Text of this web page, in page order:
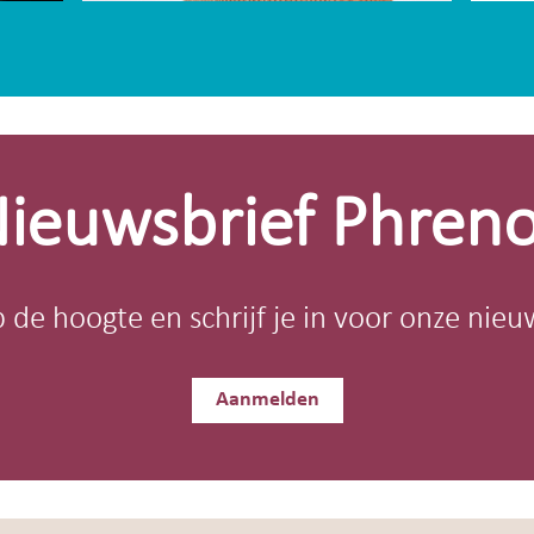
de hoogte en schrijf je in voor onze
Aanmelden